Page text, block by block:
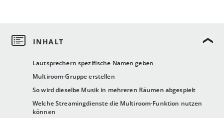
Lautsprechern spezifische Namen geben
Multiroom-Gruppe erstellen
So wird dieselbe Musik in mehreren Räumen abgespielt
Welche Streamingdienste die Multiroom-Funktion nutzen
können